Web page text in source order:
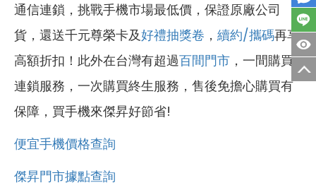
通信連鎖，挑戰手機市場最低價，保證原廠公司
貨，還送千元尊榮卡及好禮抽獎卷 ， 續約/攜碼再享
高額折扣！此外在台灣有超過百間門市 ，一間購買
連鎖服務，一次購買終生服務，售後免擔心購買有
保障，買手機來傑昇好節省!
便宜手機價格查詢
傑昇門市據點查詢